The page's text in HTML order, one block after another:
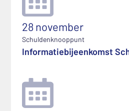
28 november
Schuldenknooppunt
Informatiebijeenkomst